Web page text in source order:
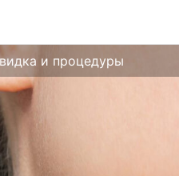
и процедуры